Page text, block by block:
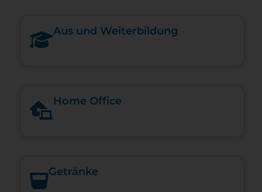
Aus und Weiterbildung
Home Office
Getränke